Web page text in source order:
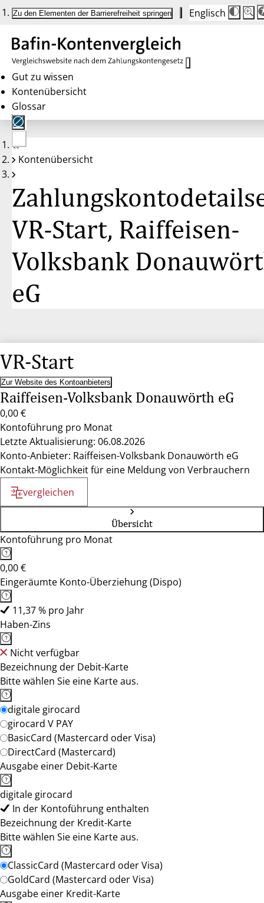
Zu den Elementen der Barrierefreiheit springen Englisch
Die
auf
100
100
Gut zu wissen
Kontenübersicht
Glossar
Keine
Konten
Kontenübersicht
VR-Start, Raiffeisen-
Volksbank
eG
VR-Start
Zur Website des Kontoanbieters
Raiffeisen-Volksbank Donauwörth eG
0,00 €
Kontoführung pro Monat
Letzte Aktualisierung: 06.08.2026
Konto-Anbieter: Raiffeisen-Volksbank Donauwörth eG
Kontakt-Möglichkeit für eine Meldung von Verbrauchern
vergleichen
Übersicht
Kontoführung pro Monat
0,00 €
Eingeräumte Konto-Überziehung (Dispo)
11,37 % pro Jahr
Haben-Zins
Nicht verfügbar
Bezeichnung der Debit-Karte
Bitte wählen Sie eine Karte aus.
digitale girocard
girocard V PAY
BasicCard (Mastercard oder Visa)
DirectCard (Mastercard)
Ausgabe einer Debit-Karte
digitale girocard
In der Kontoführung enthalten
Bezeichnung der Kredit-Karte
Bitte wählen Sie eine Karte aus.
ClassicCard (Mastercard oder Visa)
GoldCard (Mastercard oder Visa)
Ausgabe einer Kredit-Karte